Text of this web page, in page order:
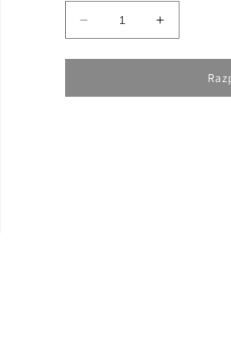
Pomanjšaš
količino
za
20W
Povečaj
količino
za
20W